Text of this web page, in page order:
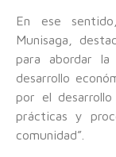
En ese
Munisaga,
para abordar
desarrollo
por el
prácticas y
comunidad”.